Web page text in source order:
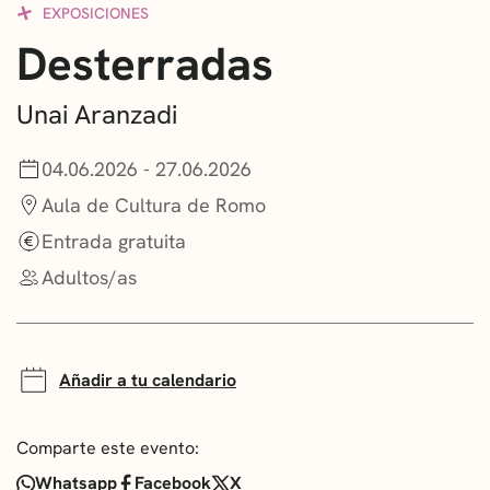
NOTICIAS
GETXO KULTURA
ASOCIACIONES CULTURALES
EXPOSICIONES
Desterradas
Unai Aranzadi
04.06.2026 - 27.06.2026
Aula de Cultura de Romo
Entrada gratuita
Adultos/as
Añadir a tu calendario
Comparte este evento:
Whatsapp
Facebook X